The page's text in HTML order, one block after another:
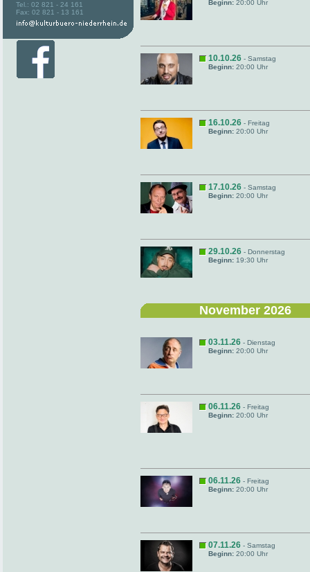
Tel.: 02 821 - 24 161
Fax: 02 821 - 13 161
Beginn: 20:00 Uhr
10.10.26 - Samstag
Beginn: 20:00 Uhr
16.10.26 - Freitag
Beginn: 20:00 Uhr
17.10.26 - Samstag
Beginn: 20:00 Uhr
29.10.26 - Donnerstag
Beginn: 19:30 Uhr
November 2026
03.11.26 - Dienstag
Beginn: 20:00 Uhr
06.11.26 - Freitag
Beginn: 20:00 Uhr
06.11.26 - Freitag
Beginn: 20:00 Uhr
07.11.26 - Samstag
Beginn: 20:00 Uhr